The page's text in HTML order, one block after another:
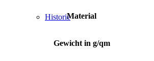
HistorieMaterial
Gewicht in g/qm